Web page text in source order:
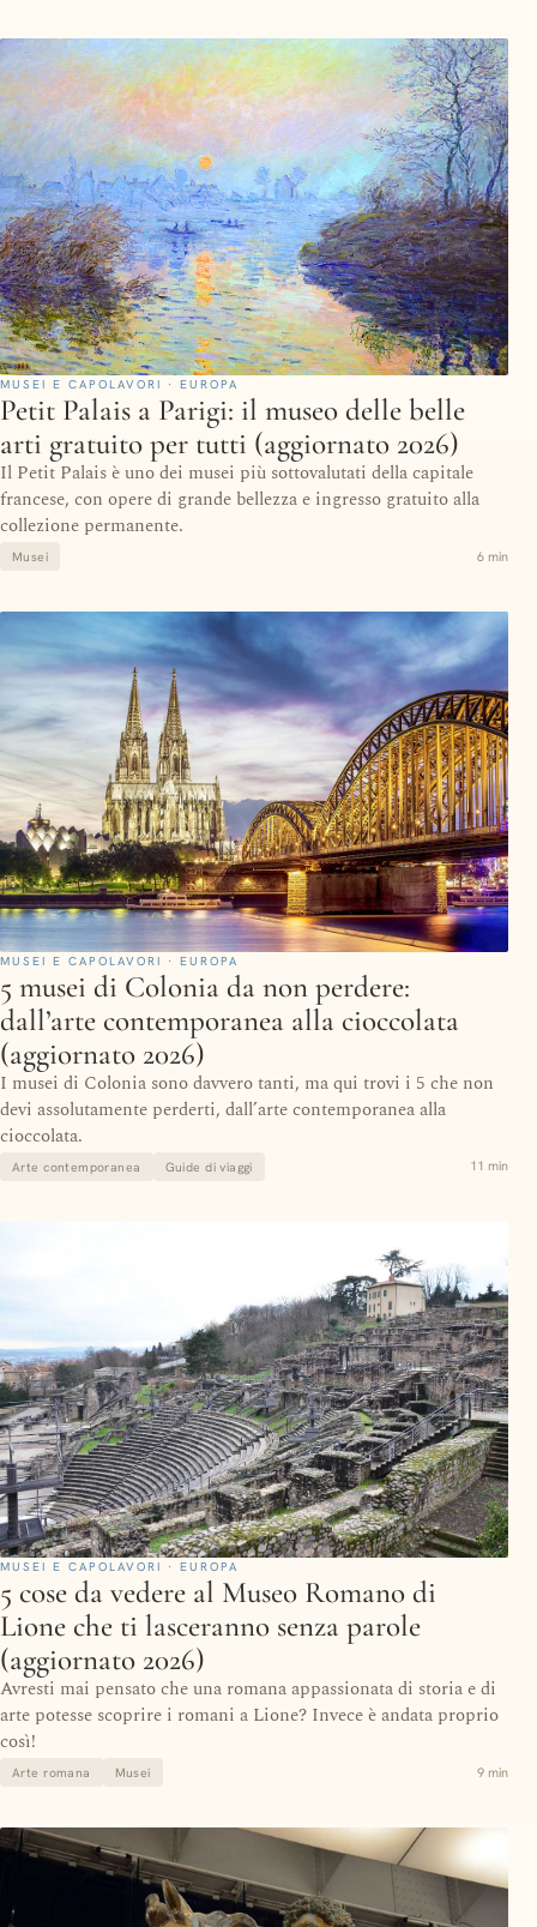
MUSEI E CAPOLAVORI · EUROPA
Petit Palais a Parigi: il museo delle belle
arti gratuito per tutti (aggiornato 2026)
Il Petit Palais è uno dei musei più sottovalutati della capitale
francese, con opere di grande bellezza e ingresso gratuito alla
collezione permanente.
Musei 6 min
MUSEI E CAPOLAVORI · EUROPA
5 musei di Colonia da non perdere:
dall’arte contemporanea alla cioccolata
(aggiornato 2026)
I musei di Colonia sono davvero tanti, ma qui trovi i 5 che non
devi assolutamente perderti, dall’arte contemporanea alla
cioccolata.
Arte contemporanea Guide di viaggi 11 min
MUSEI E CAPOLAVORI · EUROPA
5 cose da vedere al Museo Romano di
Lione che ti lasceranno senza parole
(aggiornato 2026)
Avresti mai pensato che una romana appassionata di storia e di
arte potesse scoprire i romani a Lione? Invece è andata proprio
così!
Arte romana Musei 9 min